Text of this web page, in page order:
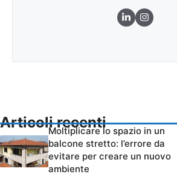
Articoli recenti
Moltiplicare lo spazio in un
balcone stretto: l’errore da
evitare per creare un nuovo
ambiente